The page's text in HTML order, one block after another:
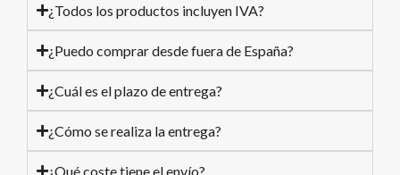
¿Todos los productos incluyen IVA?
¿Puedo comprar desde fuera de España?
¿Cuál es el plazo de entrega?
¿Cómo se realiza la entrega?
¿Qué coste tiene el envío?